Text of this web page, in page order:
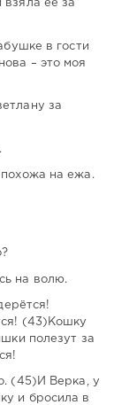
её за
в гости
– это моя
за
похожа на ежа.
на волю.
(43)Кошку
полезут за
(45)И Верка, у
и бросила в